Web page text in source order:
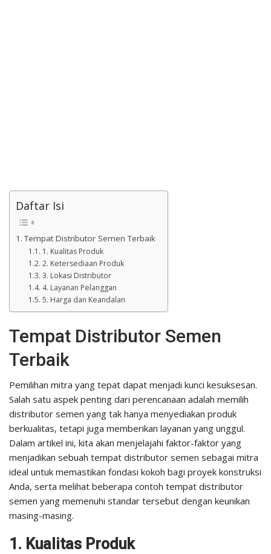
Daftar Isi
Tempat Distributor Semen Terbaik
1. Kualitas Produk
2. Ketersediaan Produk
3. Lokasi Distributor
4. Layanan Pelanggan
5. Harga dan Keandalan
Tempat Distributor Semen
Terbaik
Pemilihan mitra yang tepat dapat menjadi kunci kesuksesan.
Salah satu aspek penting dari perencanaan adalah memilih
distributor semen yang tak hanya menyediakan produk
berkualitas, tetapi juga memberikan layanan yang unggul.
Dalam artikel ini, kita akan menjelajahi faktor-faktor yang
menjadikan sebuah tempat distributor semen sebagai mitra
ideal untuk memastikan fondasi kokoh bagi proyek konstruksi
Anda, serta melihat beberapa contoh tempat distributor
semen yang memenuhi standar tersebut dengan keunikan
masing-masing.
1. Kualitas Produk